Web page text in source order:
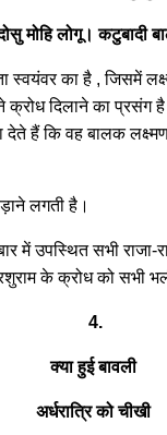
मोहि लोगू। कटुबादी
स्वयंवर का है , जिसमें
क्रोध दिलाने का प्रसंग
देते हैं कि वह बालक
लगती है।
में उपस्थित सभी
के क्रोध को सभी
4.
क्या हुई बावली
अर्धरात्रि को चीखी